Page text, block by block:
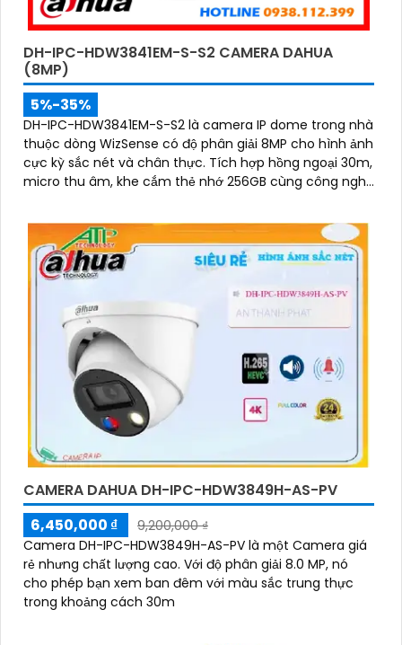
DH-IPC-HDW3841EM-S-S2 CAMERA DAHUA
(8MP)
5%-35%
DH-IPC-HDW3841EM-S-S2 là camera IP dome trong nhà
thuộc dòng WizSense có độ phân giải 8MP cho hình ảnh
cực kỳ sắc nét và chân thực. Tích hợp hồng ngoại 30m,
micro thu âm, khe cắm thẻ nhớ 256GB cùng công nghệ
và sử dụng
CAMERA DAHUA DH-IPC-HDW3849H-AS-PV
6,450,000 ₫
9,200,000 ₫
Camera DH-IPC-HDW3849H-AS-PV là một Camera giá
rẻ nhưng chất lượng cao. Với độ phân giải 8.0 MP, nó
cho phép bạn xem ban đêm với màu sắc trung thực
trong khoảng cách 30m